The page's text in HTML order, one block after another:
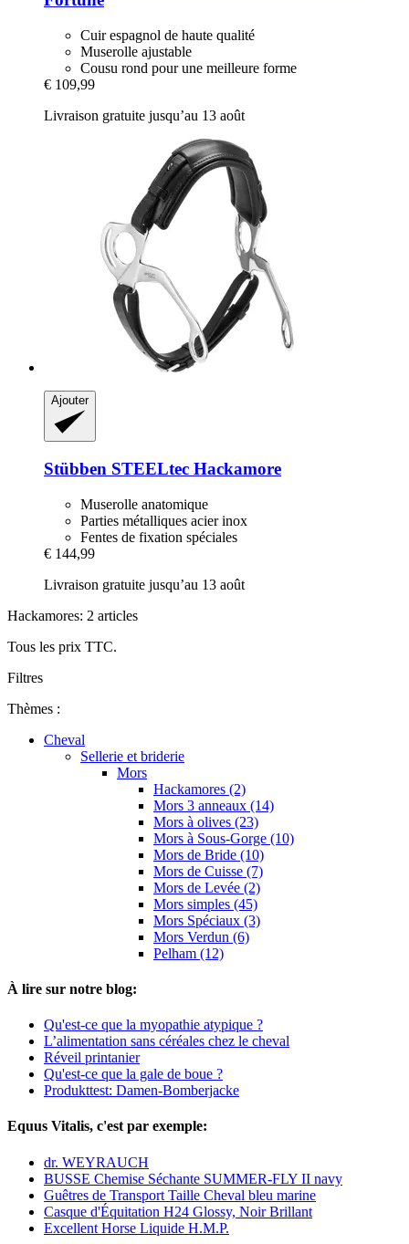
Cuir espagnol de haute qualité
Muserolle ajustable
Cousu rond pour une meilleure forme
€ 109,99
Livraison gratuite jusqu’au 13 août
Ajouter
Stübben STEELtec Hackamore
Muserolle anatomique
Parties métalliques acier inox
Fentes de fixation spéciales
€ 144,99
Livraison gratuite jusqu’au 13 août
Hackamores: 2 articles
Tous les prix TTC.
Filtres
Thèmes :
Cheval
Sellerie et briderie
Mors
Hackamores (2)
Mors 3 anneaux (14)
Mors à olives (23)
Mors à Sous-Gorge (10)
Mors de Bride (10)
Mors de Cuisse (7)
Mors de Levée (2)
Mors simples (45)
Mors Spéciaux (3)
Mors Verdun (6)
Pelham (12)
À lire sur notre blog:
Qu'est-ce que la myopathie atypique ?
L’alimentation sans céréales chez le cheval
Réveil printanier
Qu'est-ce que la gale de boue ?
Produkttest: Damen-Bomberjacke
Equus Vitalis, c'est par exemple:
dr. WEYRAUCH
BUSSE Chemise Séchante SUMMER-FLY II navy
Guêtres de Transport Taille Cheval bleu marine
Casque d'Équitation H24 Glossy, Noir Brillant
Excellent Horse Liquide H.M.P.